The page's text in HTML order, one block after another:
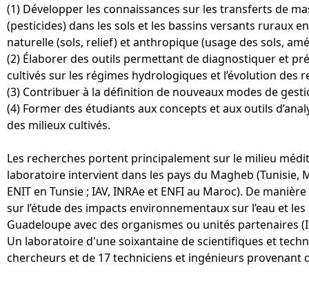
(1) Développer les connaissances sur les transferts de
(pesticides) dans les sols et les bassins versants ruraux
naturelle (sols, relief) et anthropique (usage des sols,
(2) Élaborer des outils permettant de diagnostiquer et
cultivés sur les régimes hydrologiques et l’évolution des
(3) Contribuer à la définition de nouveaux modes de
(4) Former des étudiants aux concepts et aux outils
des milieux cultivés.
Les recherches portent principalement sur le milieu
laboratoire intervient dans les pays du Magheb (Tunisie,
ENIT en Tunsie ; IAV, INRAe et ENFI au Maroc). De
sur l’étude des impacts environnementaux sur l’eau et
Guadeloupe avec des organismes ou unités partenaires
Un laboratoire d'une soixantaine de scientifiques et
chercheurs et de 17 techniciens et ingénieurs provenant